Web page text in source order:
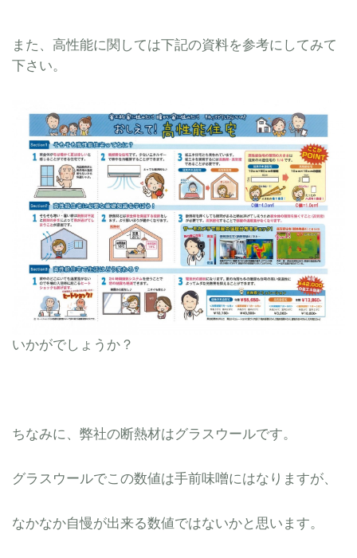
また、高性能に関しては下記の資料を参考にしてみて
下さい。
いかがでしょうか？
ちなみに、弊社の断熱材はグラスウールです。
グラスウールでこの数値は手前味噌にはなりますが、
なかなか自慢が出来る数値ではないかと思います。